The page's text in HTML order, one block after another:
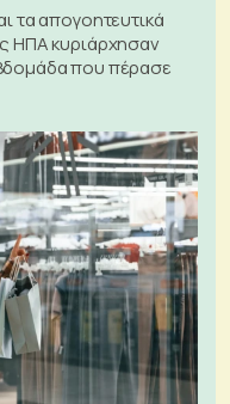
τα απογοητευτικά
ΗΠΑ κυριάρχησαν
που πέρασε